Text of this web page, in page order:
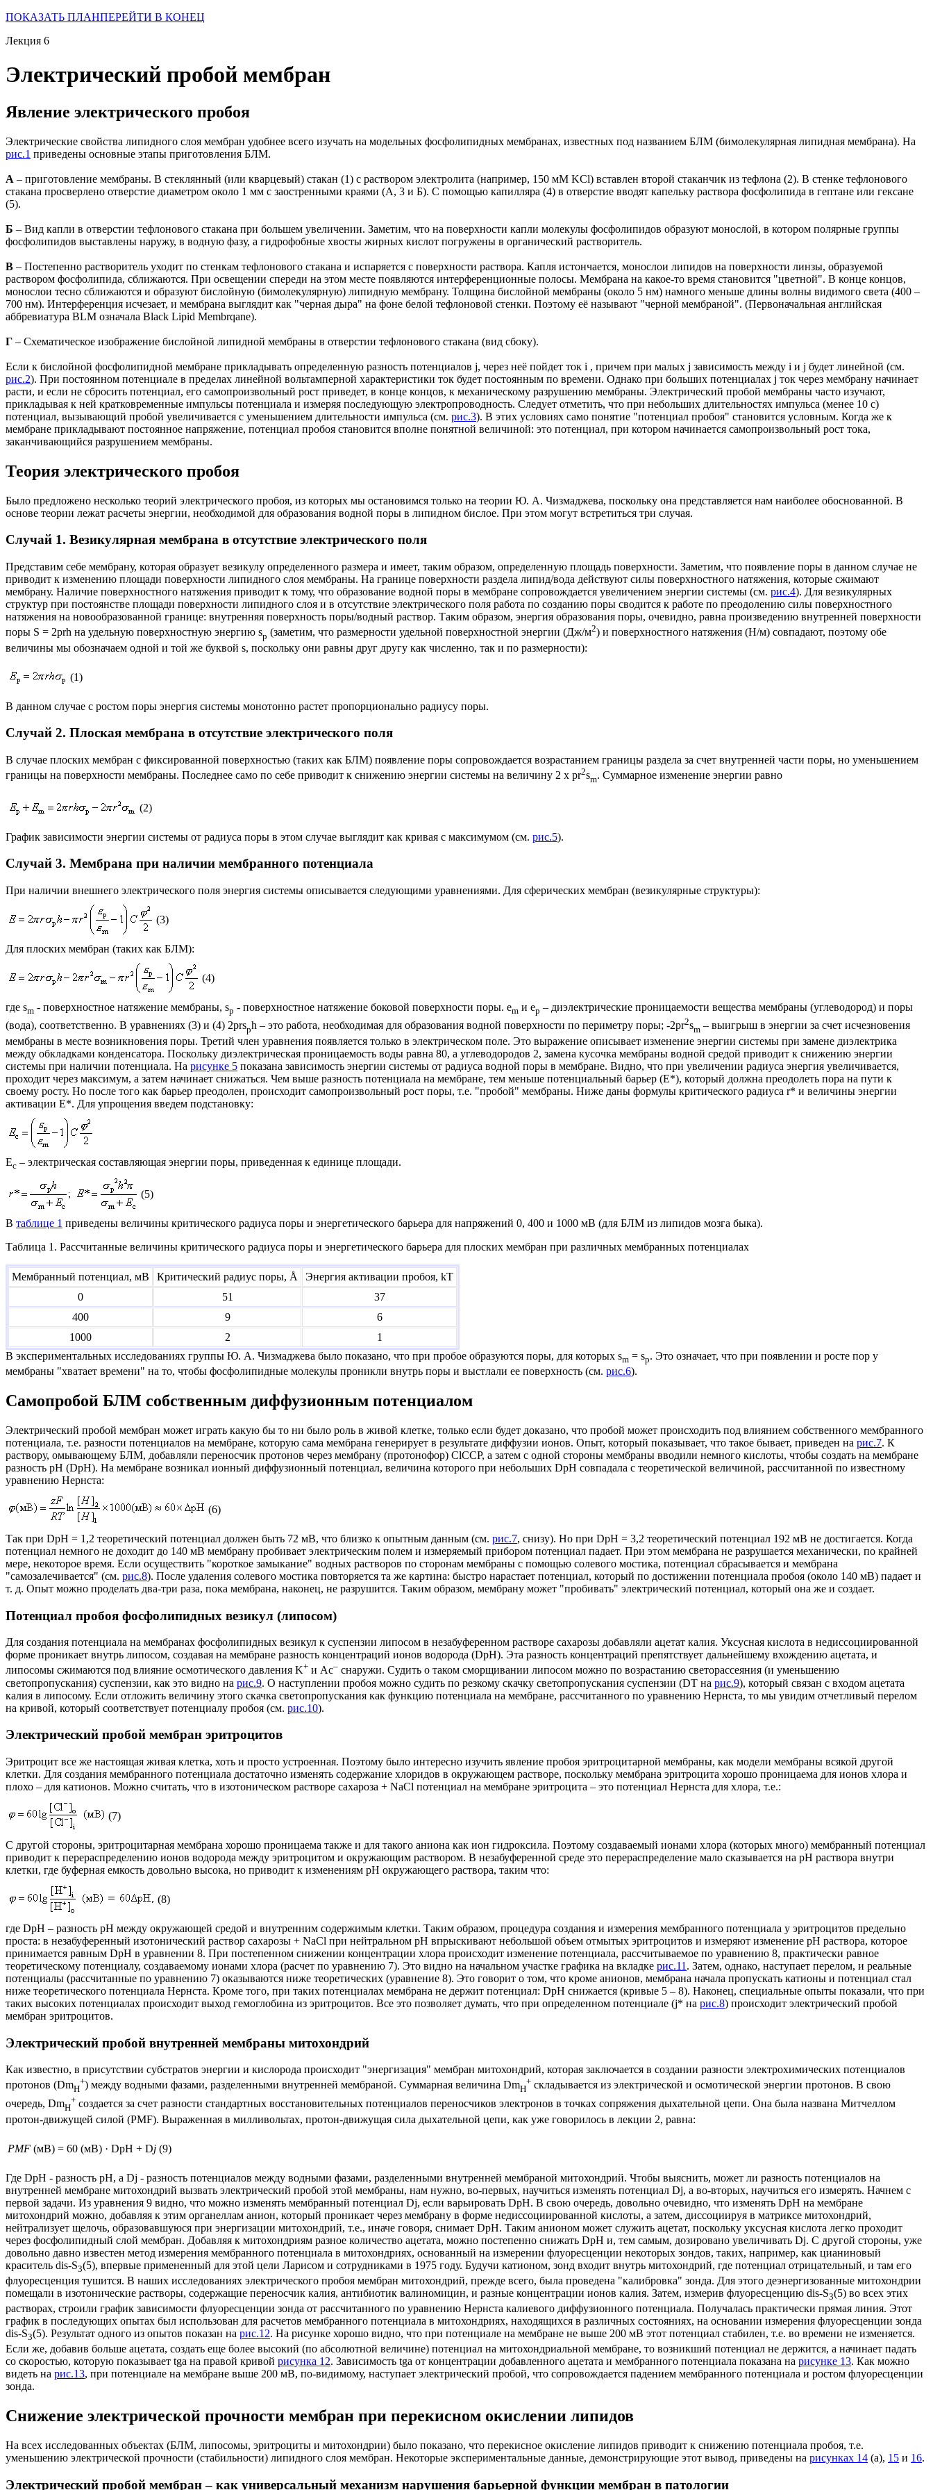
ПОКАЗАТЬ ПЛАНПЕРЕЙТИ В КОНЕЦ
Лекция 6
Электрический пробой мембран
Явление электрического пробоя
Электрические свойства липидного слоя мембран удобнее всего изучать на модельных фосфолипидных мембранах, известных под названием БЛМ (бимолекулярная липидная мембрана). На
рис.1 приведены основные этапы приготовления БЛМ.
А – приготовление мембраны. В стеклянный (или кварцевый) стакан (1) с раствором электролита (например, 150 мМ KCl) вставлен второй стаканчик из тефлона (2). В стенке тефлонового
стакана просверлено отверстие диаметром около 1 мм с заостренными краями (А, 3 и Б). С помощью капилляра (4) в отверстие вводят капельку раствора фосфолипида в гептане или гексане
(5).
Б – Вид капли в отверстии тефлонового стакана при большем увеличении. Заметим, что на поверхности капли молекулы фосфолипидов образуют монослой, в котором полярные группы
фосфолипидов выставлены наружу, в водную фазу, а гидрофобные хвосты жирных кислот погружены в органический растворитель.
В – Постепенно растворитель уходит по стенкам тефлонового стакана и испаряется с поверхности раствора. Капля истончается, монослои липидов на поверхности линзы, образуемой
раствором фосфолипида, сближаются. При освещении спереди на этом месте появляются интерференционные полосы. Мембрана на какое-то время становится "цветной". В конце концов,
монослои тесно сближаются и образуют бислойную (бимолекулярную) липидную мембрану. Толщина бислойной мембраны (около 5 нм) намного меньше длины волны видимого света (400 –
700 нм). Интерференция исчезает, и мембрана выглядит как "черная дыра" на фоне белой тефлоновой стенки. Поэтому её называют "черной мембраной". (Первоначальная английская
аббревиатура BLM означала Black Lipid Membrqane).
Г – Схематическое изображение бислойной липидной мембраны в отверстии тефлонового стакана (вид сбоку).
Если к бислойной фосфолипидной мембране прикладывать определенную разность потенциалов j, через неё пойдет ток i , причем при малых j зависимость между i и j будет линейной (см.
рис.2). При постоянном потенциале в пределах линейной вольтамперной характеристики ток будет постоянным по времени. Однако при больших потенциалах j ток через мембрану начинает
расти, и если не сбросить потенциал, его самопроизвольный рост приведет, в конце концов, к механическому разрушению мембраны. Электрический пробой мембраны часто изучают,
прикладывая к ней кратковременные импульсы потенциала и измеряя последующую электропроводность. Следует отметить, что при небольших длительностях импульса (менее 10 с)
потенциал, вызывающий пробой увеличивается с уменьшением длительности импульса (см. рис.3). В этих условиях само понятие "потенциал пробоя" становится условным. Когда же к
мембране прикладывают постоянное напряжение, потенциал пробоя становится вполне понятной величиной: это потенциал, при котором начинается самопроизвольный рост тока,
заканчивающийся разрушением мембраны.
Теория электрического пробоя
Было предложено несколько теорий электрического пробоя, из которых мы остановимся только на теории Ю. А. Чизмаджева, поскольку она представляется нам наиболее обоснованной. В
основе теории лежат расчеты энергии, необходимой для образования водной поры в липидном бислое. При этом могут встретиться три случая.
Случай 1. Везикулярная мембрана в отсутствие электрического поля
Представим себе мембрану, которая образует везикулу определенного размера и имеет, таким образом, определенную площадь поверхности. Заметим, что появление поры в данном случае не
приводит к изменению площади поверхности липидного слоя мембраны. На границе поверхности раздела липид/вода действуют силы поверхностного натяжения, которые сжимают
мембрану. Наличие поверхностного натяжения приводит к тому, что образование водной поры в мембране сопровождается увеличением энергии системы (см. рис.4). Для везикулярных
структур при постоянстве площади поверхности липидного слоя и в отсутствие электрического поля работа по созданию поры сводится к работе по преодолению силы поверхностного
натяжения на новообразованной границе: внутренняя поверхность поры/водный раствор. Таким образом, энергия образования поры, очевидно, равна произведению внутренней поверхности
поры S = 2prh на удельную поверхностную энергию sp (заметим, что размерности удельной поверхностной энергии (Дж/м2) и поверхностного натяжения (Н/м) совпадают, поэтому обе
величины мы обозначаем одной и той же буквой s, поскольку они равны друг другу как численно, так и по размерности):
(1)
В данном случае с ростом поры энергия системы монотонно растет пропорционально радиусу поры.
Случай 2. Плоская мембрана в отсутствие электрического поля
В случае плоских мембран с фиксированной поверхностью (таких как БЛМ) появление поры сопровождается возрастанием границы раздела за счет внутренней части поры, но уменьшением
границы на поверхности мембраны. Последнее само по себе приводит к снижению энергии системы на величину 2 x pr2sm. Суммарное изменение энергии равно
(2)
График зависимости энергии системы от радиуса поры в этом случае выглядит как кривая с максимумом (см. рис.5).
Случай 3. Мембрана при наличии мембранного потенциала
При наличии внешнего электрического поля энергия системы описывается следующими уравнениями. Для сферических мембран (везикулярные структуры):
(3)
Для плоских мембран (таких как БЛМ):
(4)
где sm - поверхностное натяжение мембраны, sp - поверхностное натяжение боковой поверхности поры. em и ep – диэлектрические проницаемости вещества мембраны (углеводород) и поры
(вода), соответственно. В уравнениях (3) и (4) 2prsph – это работа, необходимая для образования водной поверхности по периметру поры; -2pr2sm – выигрыш в энергии за счет исчезновения
мембраны в месте возникновения поры. Третий член уравнения появляется только в электрическом поле. Это выражение описывает изменение энергии системы при замене диэлектрика
между обкладками конденсатора. Поскольку диэлектрическая проницаемость воды равна 80, а углеводородов 2, замена кусочка мембраны водной средой приводит к снижению энергии
системы при наличии потенциала. На рисунке 5 показана зависимость энергии системы от радиуса водной поры в мембране. Видно, что при увеличении радиуса энергия увеличивается,
проходит через максимум, а затем начинает снижаться. Чем выше разность потенциала на мембране, тем меньше потенциальный барьер (E*), который должна преодолеть пора на пути к
своему росту. Но после того как барьер преодолен, происходит самопроизвольный рост поры, т.е. "пробой" мембраны. Ниже даны формулы критического радиуса r* и величины энергии
активации E*. Для упрощения введем подстановку:
Ec – электрическая составляющая энергии поры, приведенная к единице площади.
(5)
В таблице 1 приведены величины критического радиуса поры и энергетического барьера для напряжений 0, 400 и 1000 мВ (для БЛМ из липидов мозга быка).
Таблица 1. Рассчитанные величины критического радиуса поры и энергетического барьера для плоских мембран при различных мембранных потенциалах
Мембранный потенциал, мВ Критический радиус поры, Å
Энергия активации пробоя, kT
0
51
37
400
9
6
1000
2
1
В экспериментальных исследованиях группы Ю. А. Чизмаджева было показано, что при пробое образуются поры, для которых sm = sp. Это означает, что при появлении и росте пор у
мембраны "хватает времени" на то, чтобы фосфолипидные молекулы проникли внутрь поры и выстлали ее поверхность (см. рис.6).
Самопробой БЛМ собственным диффузионным потенциалом
Электрический пробой мембран может играть какую бы то ни было роль в живой клетке, только если будет доказано, что пробой может происходить под влиянием собственного мембранного
потенциала, т.е. разности потенциалов на мембране, которую сама мембрана генерирует в результате диффузии ионов. Опыт, который показывает, что такое бывает, приведен на рис.7. К
раствору, омывающему БЛМ, добавляли переносчик протонов через мембрану (протонофор) ClCCP, а затем с одной стороны мембраны вводили немного кислоты, чтобы создать на мембране
разность pH (DpH). На мембране возникал ионный диффузионный потенциал, величина которого при небольших DpH совпадала с теоретической величиной, рассчитанной по известному
уравнению Нернста:
(6)
Так при DpH = 1,2 теоретический потенциал должен быть 72 мВ, что близко к опытным данным (см. рис.7, снизу). Но при DpH = 3,2 теоретический потенциал 192 мВ не достигается. Когда
потенциал немного не доходит до 140 мВ мембрану пробивает электрическим полем и измеряемый прибором потенциал падает. При этом мембрана не разрушается механически, по крайней
мере, некоторое время. Если осуществить "короткое замыкание" водных растворов по сторонам мембраны с помощью солевого мостика, потенциал сбрасывается и мембрана
"самозалечивается" (см. рис.8). После удаления солевого мостика повторяется та же картина: быстро нарастает потенциал, который по достижении потенциала пробоя (около 140 мВ) падает и
т. д. Опыт можно проделать два-три раза, пока мембрана, наконец, не разрушится. Таким образом, мембрану может "пробивать" электрический потенциал, который она же и создает.
Потенциал пробоя фосфолипидных везикул (липосом)
Для создания потенциала на мембранах фосфолипидных везикул к суспензии липосом в незабуференном растворе сахарозы добавляли ацетат калия. Уксусная кислота в недиссоциированной
форме проникает внутрь липосом, создавая на мембране разность концентраций ионов водорода (DpH). Эта разность концентраций препятствует дальнейшему вхождению ацетата, и
липосомы сжимаются под влияние осмотического давления K+ и Ac– снаружи. Судить о таком сморщивании липосом можно по возрастанию светорассеяния (и уменьшению
светопропускания) суспензии, как это видно на рис.9. О наступлении пробоя можно судить по резкому скачку светопропускания суспензии (DT на рис.9), который связан с входом ацетата
калия в липосому. Если отложить величину этого скачка светопропускания как функцию потенциала на мембране, рассчитанного по уравнению Нернста, то мы увидим отчетливый перелом
на кривой, который соответствует потенциалу пробоя (см. рис.10).
Электрический пробой мембран эритроцитов
Эритроцит все же настоящая живая клетка, хоть и просто устроенная. Поэтому было интересно изучить явление пробоя эритроцитарной мембраны, как модели мембраны всякой другой
клетки. Для создания мембранного потенциала достаточно изменять содержание хлоридов в окружающем растворе, поскольку мембрана эритроцита хорошо проницаема для ионов хлора и
плохо – для катионов. Можно считать, что в изотоническом растворе сахароза + NaCl потенциал на мембране эритроцита – это потенциал Нернста для хлора, т.е.:
(7)
С другой стороны, эритроцитарная мембрана хорошо проницаема также и для такого аниона как ион гидроксила. Поэтому создаваемый ионами хлора (которых много) мембранный потенциал
приводит к перераспределению ионов водорода между эритроцитом и окружающим раствором. В незабуференной среде это перераспределение мало сказывается на pH раствора внутри
клетки, где буферная емкость довольно высока, но приводит к изменениям pH окружающего раствора, таким что:
(8)
где DpH – разность pH между окружающей средой и внутренним содержимым клетки. Таким образом, процедура создания и измерения мембранного потенциала у эритроцитов предельно
проста: в незабуференный изотонический раствор сахарозы + NaCl при нейтральном pH впрыскивают небольшой объем отмытых эритроцитов и измеряют изменение pH раствора, которое
принимается равным DpH в уравнении 8. При постепенном снижении концентрации хлора происходит изменение потенциала, рассчитываемое по уравнению 8, практически равное
теоретическому потенциалу, создаваемому ионами хлора (расчет по уравнению 7). Это видно на начальном участке графика на вкладке рис.11 . Затем, однако, наступает перелом, и реальные
потенциалы (рассчитанные по уравнению 7) оказываются ниже теоретических (уравнение 8). Это говорит о том, что кроме анионов, мембрана начала пропускать катионы и потенциал стал
ниже теоретического потенциала Нернста. Кроме того, при таких потенциалах мембрана не держит потенциал: DpH снижается (кривые 5 – 8). Наконец, специальные опыты показали, что при
таких высоких потенциалах происходит выход гемоглобина из эритроцитов. Все это позволяет думать, что при определенном потенциале (j* на рис.8) происходит электрический пробой
мембран эритроцитов.
Электрический пробой внутренней мембраны митохондрий
Как известно, в присутствии субстратов энергии и кислорода происходит "энергизация" мембран митохондрий, которая заключается в создании разности электрохимических потенциалов
протонов (DmH
+) между водными фазами, разделенными внутренней мембраной. Суммарная величина DmH
+ складывается из электрической и осмотической энергии протонов. В свою
очередь, DmH
+ создается за счет разности стандартных восстановительных потенциалов переносчиков электронов в точках сопряжения дыхательной цепи. Она была названа Митчеллом
протон-движущей силой (PMF). Выраженная в милливольтах, протон-движущая сила дыхательной цепи, как уже говорилось в лекции 2, равна:
PMF (мВ) = 60 (мВ) · DpH + Dj (9)
Где DpH - разность pH, а Dj - разность потенциалов между водными фазами, разделенными внутренней мембраной митохондрий. Чтобы выяснить, может ли разность потенциалов на
внутренней мембране митохондрий вызвать электрический пробой этой мембраны, нам нужно, во-первых, научиться изменять потенциал Dj, а во-вторых, научиться его измерять. Начнем с
первой задачи. Из уравнения 9 видно, что можно изменять мембранный потенциал Dj, если варьировать DpH. В свою очередь, довольно очевидно, что изменять DpH на мембране
митохондрий можно, добавляя к этим органеллам анион, который проникает через мембрану в форме недиссоциированной кислоты, а затем, диссоциируя в матриксе митохондрий,
нейтрализует щелочь, образовавшуюся при энергизации митохондрий, т.е., иначе говоря, снимает DpH. Таким анионом может служить ацетат, поскольку уксусная кислота легко проходит
через фосфолипидный слой мембран. Добавляя к митохондриям разное количество ацетата, можно постепенно снижать DpH и, тем самым, дозировано увеличивать Dj. С другой стороны, уже
довольно давно известен метод измерения мембранного потенциала в митохондриях, основанный на измерении флуоресценции некоторых зондов, таких, например, как цианиновый
краситель dis-S3(5), впервые примененный для этой цели Ларисом и сотрудниками в 1975 году. Будучи катионом, зонд входит внутрь митохондрий, где потенциал отрицательный, и там его
флуоресценция тушится. В наших исследованиях электрического пробоя мембран митохондрий, прежде всего, была проведена "калибровка" зонда. Для этого деэнергизованные митохондрии
помещали в изотонические растворы, содержащие переносчик калия, антибиотик валиномицин, и разные концентрации ионов калия. Затем, измерив флуоресценцию dis-S3(5) во всех этих
растворах, строили график зависимости флуоресценции зонда от рассчитанного по уравнению Нернста калиевого диффузионного потенциала. Получалась практически прямая линия. Этот
график в последующих опытах был использован для расчетов мембранного потенциала в митохондриях, находящихся в различных состояниях, на основании измерения флуоресценции зонда
dis-S3(5). Результат одного из опытов показан на рис.12. На рисунке хорошо видно, что при потенциале на мембране не выше 200 мВ этот потенциал стабилен, т.е. во времени не изменяется.
Если же, добавив больше ацетата, создать еще более высокий (по абсолютной величине) потенциал на митохондриальной мембране, то возникший потенциал не держится, а начинает падать
со скоростью, которую показывает tga на правой кривой рисунка 12. Зависимость tga от концентрации добавленного ацетата и мембранного потенциала показана на рисунке 13. Как можно
видеть на рис.13, при потенциале на мембране выше 200 мВ, по-видимому, наступает электрический пробой, что сопровождается падением мембранного потенциала и ростом флуоресценции
зонда.
Снижение электрической прочности мембран при перекисном окислении липидов
На всех исследованных объектах (БЛМ, липосомы, эритроциты и митохондрии) было показано, что перекисное окисление липидов приводит к снижению потенциала пробоя, т.е.
уменьшению электрической прочности (стабильности) липидного слоя мембран. Некоторые экспериментальные данные, демонстрирующие этот вывод, приведены на рисунках 14 (a), 15 и 16.
Электрический пробой мембран – как универсальный механизм нарушения барьерной функции мембран в патологии